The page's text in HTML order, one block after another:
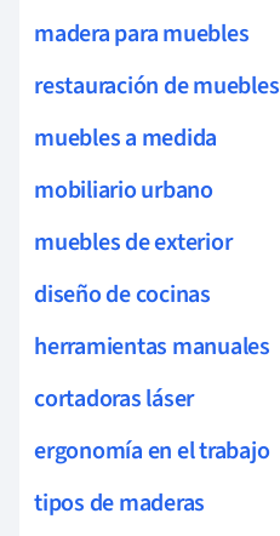
madera para muebles
restauración de muebles
muebles a medida
mobiliario urbano
muebles de exterior
diseño de cocinas
herramientas manuales
cortadoras láser
ergonomía en el trabajo
tipos de maderas